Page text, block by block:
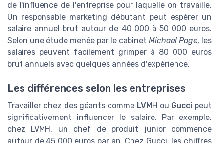
de l'influence de l'entreprise pour laquelle on travaille.
Un responsable marketing débutant peut espérer un
salaire annuel brut autour de 40 000 à 50 000 euros.
Selon une étude menée par le cabinet Michael Page, les
salaires peuvent facilement grimper à 80 000 euros
brut annuels avec quelques années d'expérience.
Les différences selon les entreprises
Travailler chez des géants comme LVMHou Gucci peut
significativement influencer le salaire. Par exemple,
chez LVMH, un chef de produit junior commence
autour de 45 000 euros par an. Chez Gucci, les chiffres